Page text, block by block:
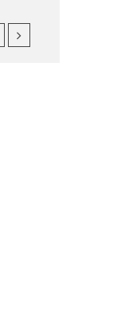
Nächste Seite